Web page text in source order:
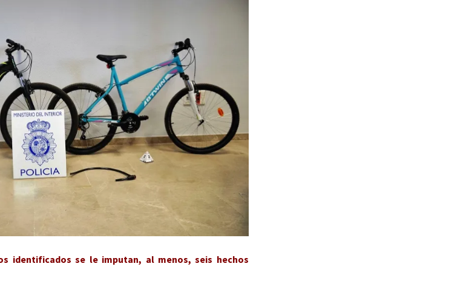
identificados se le imputan, al menos, seis hechos